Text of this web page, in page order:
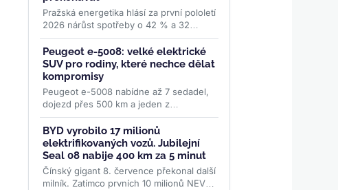
Pražská energetika hlásí za první pololetí
2026 nárůst spotřeby o 42 % a 32
nových stanic. Síť PRE POINT má už 928
stanic a 1 468...>>
Peugeot e-5008: velké elektrické
SUV pro rodiny, které nechce dělat
kompromisy
Peugeot e-5008 nabídne až 7 sedadel,
dojezd přes 500 km a jeden z
nejkrásnějších interiérů v segmentu. V
Česku ho pořídíte od 1,2...>>
BYD vyrobilo 17 milionů
elektrifikovaných vozů. Jubilejní
Seal 08 nabije 400 km za 5 minut
Čínský gigant 8. července překonal další
milník. Zatímco prvních 10 milionů NEV